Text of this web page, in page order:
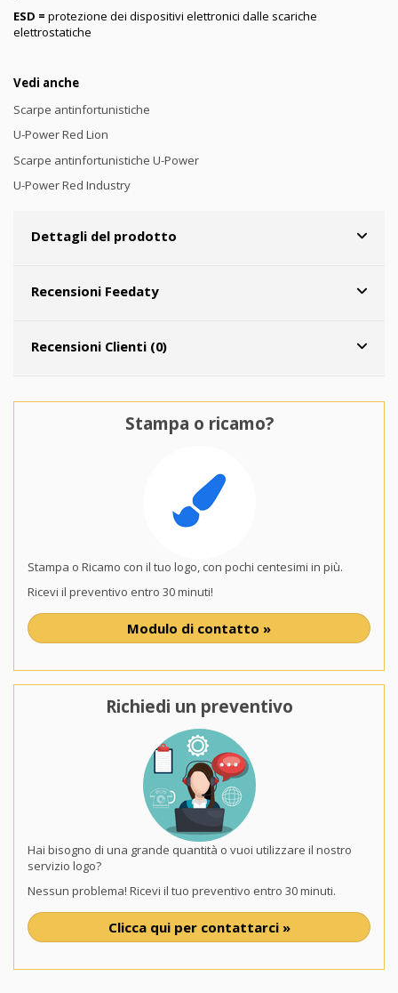
ESD = protezione dei dispositivi elettronici dalle scariche
elettrostatiche
Vedi anche
Scarpe antinfortunistiche
U-Power Red Lion
Scarpe antinfortunistiche U-Power
U-Power Red Industry
Dettagli del prodotto
Recensioni Feedaty
Recensioni Clienti (0)
Stampa o ricamo?
Stampa o Ricamo con il tuo logo, con pochi centesimi in più.
Ricevi il preventivo entro 30 minuti!
Modulo di contatto »
Richiedi un preventivo
Hai bisogno di una grande quantità o vuoi utilizzare il nostro
servizio logo?
Nessun problema! Ricevi il tuo preventivo entro 30 minuti.
Clicca qui per contattarci »